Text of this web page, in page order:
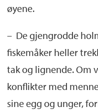
øyene.
– De gjengrodde
fiskemåker heller
tak og lignende. Om
konflikter med
sine egg og unger,